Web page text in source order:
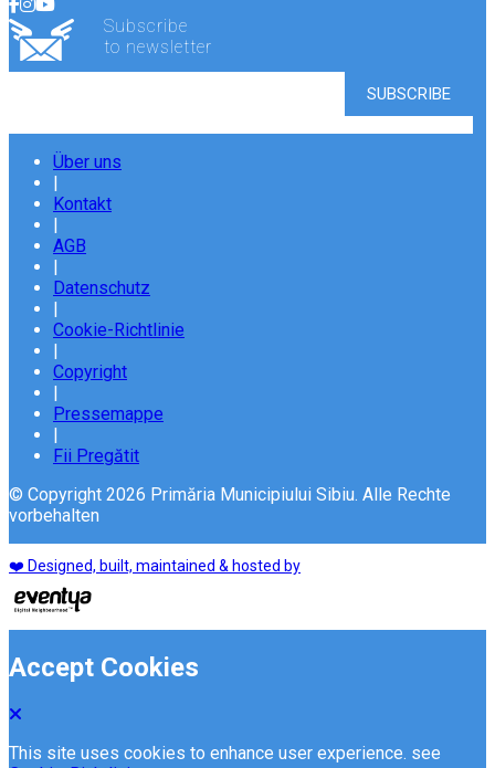
Subscribe
to newsletter
Über uns
|
Kontakt
|
AGB
|
Datenschutz
|
Cookie-Richtlinie
|
Copyright
|
Pressemappe
|
Fii Pregătit
© Copyright 2026 Primăria Municipiului Sibiu. Alle Rechte
vorbehalten
❤️ Designed, built, maintained & hosted by
Accept Cookies
This site uses cookies to enhance user experience. see